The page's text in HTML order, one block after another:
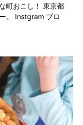
町おこし！ 東京都
。 Instgram ブロ